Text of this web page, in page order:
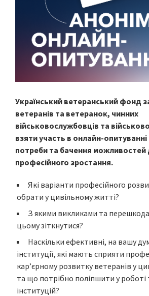
Український ветеранський фонд
ветеранів та ветеранок, чинних
військовослужбовців та
взяти участь в онлайн-опитуванні
потреби та бачення можливостей
професійного зростання.
Які варіанти професійного
обрати у цивільному житті?
З якими викликами та
цьому зіткнутися?
Наскільки ефективні, на вашу
інституції, які мають сприяти
кар’єрному розвитку ветеранів у
та що потрібно поліпшити у роботі
інституцій?